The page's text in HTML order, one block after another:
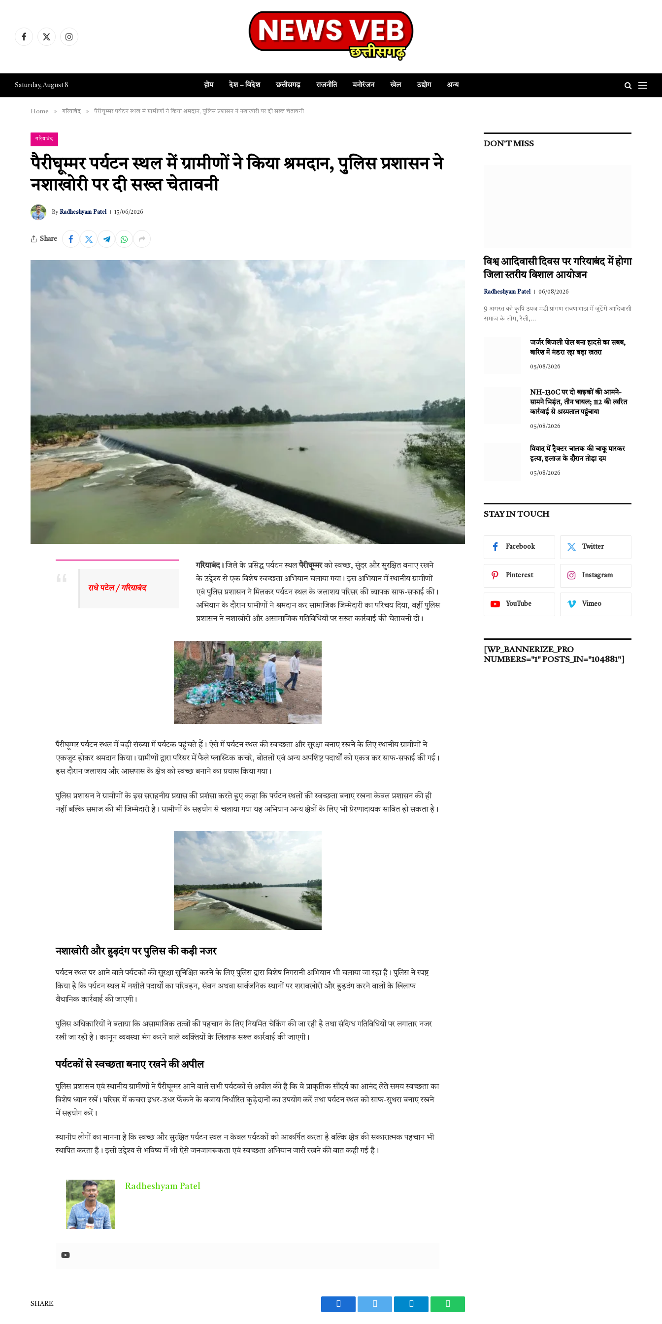
Facebook
X
Instagram
Saturday, August 8 होम देश – विदेश छत्तीसगढ़ राजनीति मनोरंजन खेल उद्योग अन्य
Home » गरियाबंद » पैरीघूम्मर पर्यटन स्थल में ग्रामीणों ने किया श्रमदान, पुलिस प्रशासन ने नशाखोरी पर दी सख्त चेतावनी
गरियाबंद
पैरीघूम्मर पर्यटन स्थल में ग्रामीणों ने किया श्रमदान, पुलिस प्रशासन ने
नशाखोरी पर दी सख्त चेतावनी
By Radheshyam Patel 15/06/2026
Share
राधे पटेल / गरियाबंद
गरियाबंद।जिले के प्रसिद्ध पर्यटन स्थलपैरीघूम्मरको स्वच्छ, सुंदर और सुरक्षित बनाए रखने
के उद्देश्य से एक विशेष स्वच्छता अभियान चलाया गया। इस अभियान में स्थानीय ग्रामीणों
एवं पुलिस प्रशासन ने मिलकर पर्यटन स्थल के जलाशय परिसर की व्यापक साफ-सफाई की।
अभियान के दौरान ग्रामीणों ने श्रमदान कर सामाजिक जिम्मेदारी का परिचय दिया, वहीं पुलिस
प्रशासन ने नशाखोरी और असामाजिक गतिविधियों पर सख्त कार्रवाई की चेतावनी दी।
पैरीघूम्मर पर्यटन स्थल में बड़ी संख्या में पर्यटक पहुंचते हैं। ऐसे में पर्यटन स्थल की स्वच्छता और सुरक्षा बनाए रखने के लिए स्थानीय ग्रामीणों ने
एकजुट होकर श्रमदान किया। ग्रामीणों द्वारा परिसर में फैले प्लास्टिक कचरे, बोतलों एवं अन्य अपशिष्ट पदार्थों को एकत्र कर साफ-सफाई की गई।
इस दौरान जलाशय और आसपास के क्षेत्र को स्वच्छ बनाने का प्रयास किया गया।
पुलिस प्रशासन ने ग्रामीणों के इस सराहनीय प्रयास की प्रशंसा करते हुए कहा कि पर्यटन स्थलों की स्वच्छता बनाए रखना केवल प्रशासन की ही
नहीं बल्कि समाज की भी जिम्मेदारी है। ग्रामीणों के सहयोग से चलाया गया यह अभियान अन्य क्षेत्रों के लिए भी प्रेरणादायक साबित हो सकता है।
नशाखोरी और हुड़दंग पर पुलिस की कड़ी नजर
पर्यटन स्थल पर आने वाले पर्यटकों की सुरक्षा सुनिश्चित करने के लिए पुलिस द्वारा विशेष निगरानी अभियान भी चलाया जा रहा है। पुलिस ने स्पष्ट
किया है कि पर्यटन स्थल में नशीले पदार्थों का परिवहन, सेवन अथवा सार्वजनिक स्थानों पर शराबखोरी और हुड़दंग करने वालों के खिलाफ
वैधानिक कार्रवाई की जाएगी।
पुलिस अधिकारियों ने बताया कि असामाजिक तत्वों की पहचान के लिए नियमित चेकिंग की जा रही है तथा संदिग्ध गतिविधियों पर लगातार नजर
रखी जा रही है। कानून व्यवस्था भंग करने वाले व्यक्तियों के खिलाफ सख्त कार्रवाई की जाएगी।
पर्यटकों से स्वच्छता बनाए रखने की अपील
पुलिस प्रशासन एवं स्थानीय ग्रामीणों ने पैरीघूम्मर आने वाले सभी पर्यटकों से अपील की है कि वे प्राकृतिक सौंदर्य का आनंद लेते समय स्वच्छता का
विशेष ध्यान रखें। परिसर में कचरा इधर-उधर फेंकने के बजाय निर्धारित कूड़ेदानों का उपयोग करें तथा पर्यटन स्थल को साफ-सुथरा बनाए रखने
में सहयोग करें।
स्थानीय लोगों का मानना है कि स्वच्छ और सुरक्षित पर्यटन स्थल न केवल पर्यटकों को आकर्षित करता है बल्कि क्षेत्र की सकारात्मक पहचान भी
स्थापित करता है। इसी उद्देश्य से भविष्य में भी ऐसे जनजागरूकता एवं स्वच्छता अभियान जारी रखने की बात कही गई है।
Radheshyam Patel
SHARE.
FacebookTwitter TelegramWhatsApp
DON'T MISS
विश्व आदिवासी दिवस पर गरियाबंद में होगा
जिला स्तरीय विशाल आयोजन
Radheshyam Patel 06/08/2026
9 अगस्त को कृषि उपज मंडी प्रांगण रावणभाठा में जुटेंगे आदिवासी
समाज के लोग, रैली,…
जर्जर बिजली पोल बना हादसे का सबब,
बारिश में मंडरा रहा बड़ा खतरा
05/08/2026
NH-130C पर दो बाइकों की आमने-
सामने भिड़ंत, तीन घायल; 112 की त्वरित
कार्रवाई से अस्पताल पहुंचाया
05/08/2026
विवाद में ट्रैक्टर चालक की चाकू मारकर
हत्या, इलाज के दौरान तोड़ा दम
05/08/2026
STAY IN TOUCH
Facebook Twitter
Pinterest Instagram
YouTube Vimeo
[WP_BANNERIZE_PRO
NUMBERS="1" POSTS_IN="104881"]